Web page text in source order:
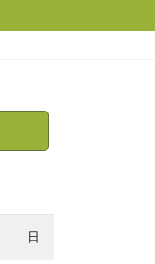
日